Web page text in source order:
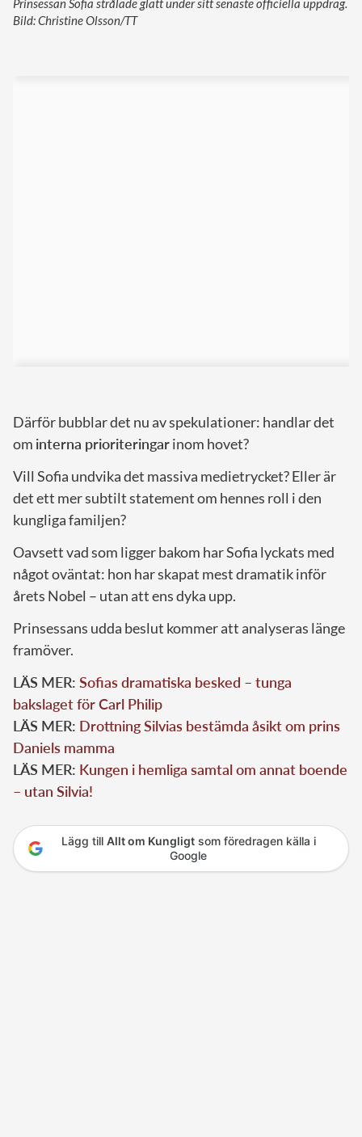
Prinsessan Sofia strålade glatt under sitt senaste officiella uppdrag.
Bild: Christine Olsson/TT
Därför bubblar det nu av spekulationer: handlar det
om interna prioriteringarinom hovet?
Vill Sofia undvika det massiva medietrycket? Eller är
det ett mer subtilt statement om hennes roll i den
kungliga familjen?
Oavsett vad som ligger bakom har Sofia lyckats med
något oväntat: hon har skapat mest dramatik inför
årets Nobel – utan att ens dyka upp.
Prinsessans udda beslut kommer att analyseras länge
framöver.
LÄS MER: Sofias dramatiska besked – tunga
bakslaget för Carl Philip
LÄS MER: Drottning Silvias bestämda åsikt om prins
Daniels mamma
LÄS MER: Kungen i hemliga samtal om annat boende
– utan Silvia!
Lägg till Allt om Kungligtsom föredragen källa i
Google